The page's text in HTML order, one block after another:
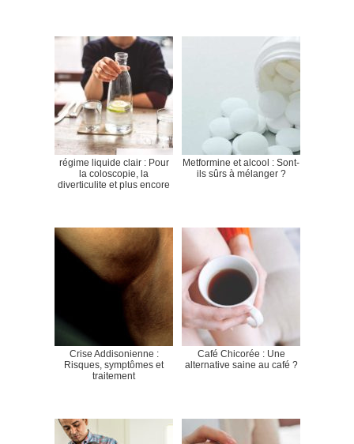
régime liquide clair : Pour
la coloscopie, la
diverticulite et plus encore
Metformine et alcool : Sont-
ils sûrs à mélanger ?
Crise Addisonienne :
Risques, symptômes et
traitement
Café Chicorée : Une
alternative saine au café ?